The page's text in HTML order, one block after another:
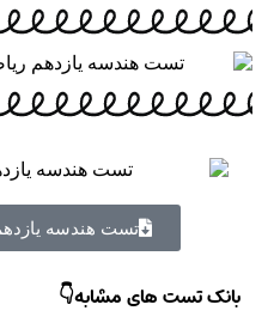
تست هندسه
بانک تست های مشابه👇